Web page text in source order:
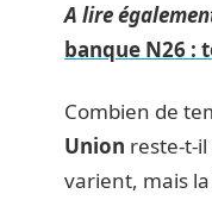
A lire
banque N26 :
Combien de
Union reste-t-il
varient, mais